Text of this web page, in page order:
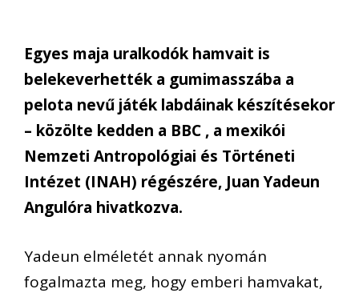
Egyes maja uralkodók hamvait is
belekeverhették a gumimasszába a
pelota nevű játék labdáinak készítésekor
– közölte kedden a BBC , a mexikói
Nemzeti Antropológiai és Történeti
Intézet (INAH) régészére, Juan Yadeun
Angulóra hivatkozva.
Yadeun elméletét annak nyomán
fogalmazta meg, hogy emberi hamvakat,